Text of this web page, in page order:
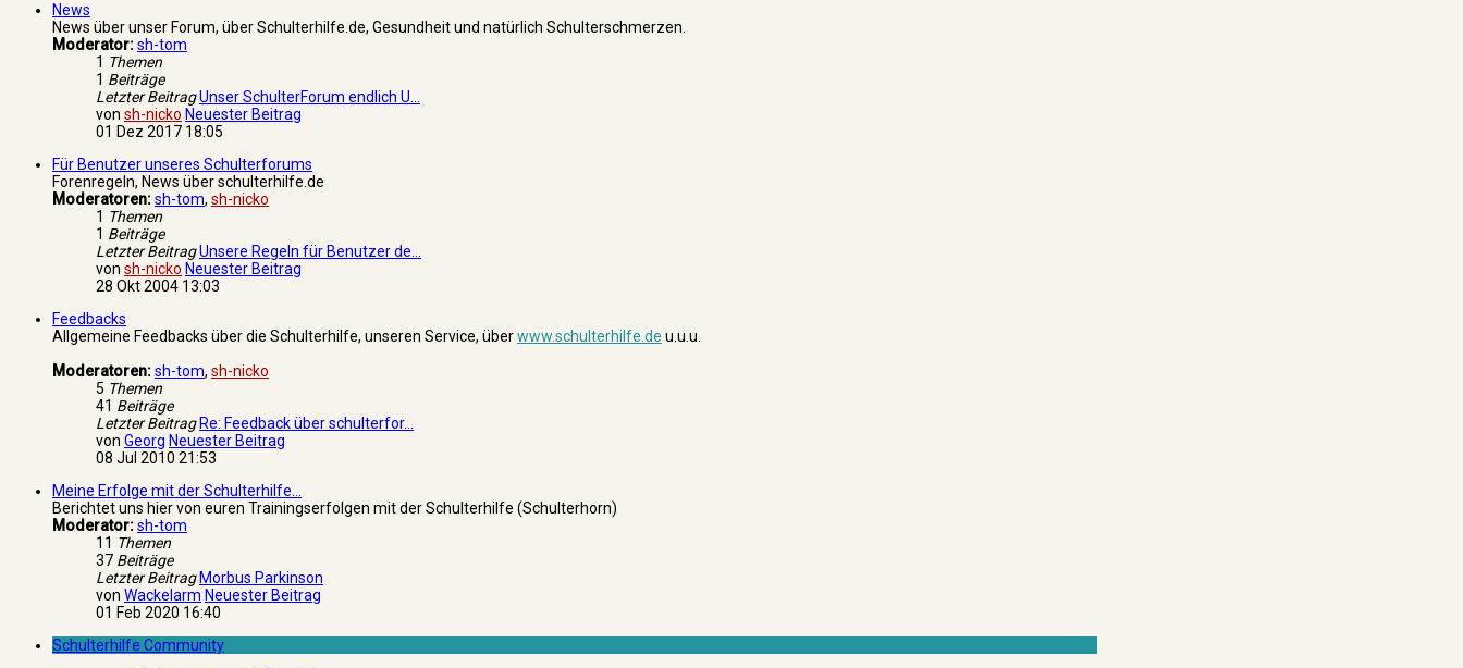
News
News über unser Forum, über Schulterhilfe.de, Gesundheit und natürlich Schulterschmerzen.
Moderator:sh-tom
1 Themen
1 Beiträge
Letzter BeitragUnser SchulterForum endlich U…
von sh-nicko Neuester Beitrag
01 Dez 2017 18:05
Für Benutzer unseres Schulterforums
Forenregeln, News über schulterhilfe.de
Moderatoren:sh-tom, sh-nicko
1 Themen
1 Beiträge
Letzter BeitragUnsere Regeln für Benutzer de…
von sh-nicko Neuester Beitrag
28 Okt 2004 13:03
Feedbacks
Allgemeine Feedbacks über die Schulterhilfe, unseren Service, überwww.schulterhilfe.de u.u.u.
Moderatoren:sh-tom, sh-nicko
5 Themen
41 Beiträge
Letzter Beitrag Re: Feedback über schulterfor…
von Georg Neuester Beitrag
08 Jul 2010 21:53
Meine Erfolge mit der Schulterhilfe...
Berichtet uns hier von euren Trainingserfolgen mit der Schulterhilfe (Schulterhorn)
Moderator:sh-tom
11 Themen
37 Beiträge
Letzter Beitrag Morbus Parkinson
von Wackelarm Neuester Beitrag
01 Feb 2020 16:40
Schulterhilfe Community